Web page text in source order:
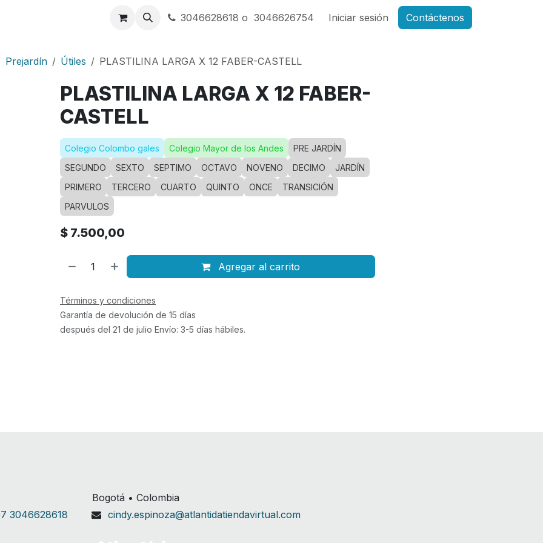
3046628618 o 3046626754 Iniciar sesión Contáctenos
Prejardín Útiles PLASTILINA LARGA X 12 FABER-CASTELL
PLASTILINA LARGA X 12 FABER-
CASTELL
Colegio Colombo gales Colegio Mayor de los Andes
PRE JARDÍN
SEGUNDO
SEXTO SEPTIMO OCTAVO NOVENO DECIMO
JARDÍN
PRIMERO
TERCERO CUARTO QUINTO ONCE
TRANSICIÓN
PARVULOS
$ 7.500,00
Agregar al carrito
Términos y condiciones
Garantía de devolución de 15 días
después del 21 de julio Envío: 3-5 días hábiles.
Bogotá • Colombia
3046628618
cindy.espinoza@atlantidatiendavirtual.com